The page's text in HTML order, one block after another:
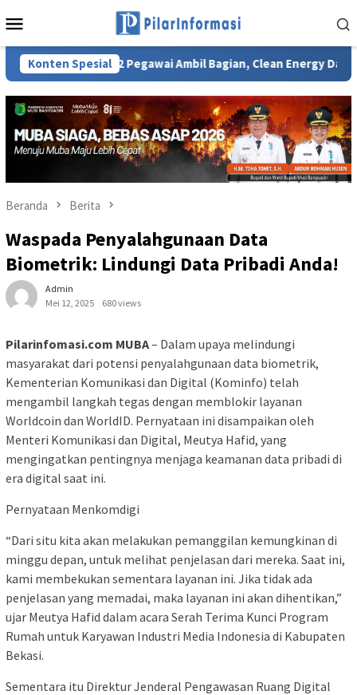
ke
Mobile
Konten Spesial
702 Pegawai Ambil Bagian, Clean Energy Day PLN UID
Beranda Berita
Waspada Penyalahgunaan Data
Biometrik: Lindungi Data Pribadi Anda!
Admin
Mei 12, 2025
680 views
Pilarinfomasi.com MUBA– Dalam upaya melindungi
masyarakat dari potensi penyalahgunaan data biometrik,
Kementerian Komunikasi dan Digital (Kominfo) telah
mengambil langkah tegas dengan memblokir layanan
Worldcoin dan WorldID. Pernyataan ini disampaikan oleh
Menteri Komunikasi dan Digital, Meutya Hafid, yang
mengingatkan pentingnya menjaga keamanan data pribadi di
era digital saat ini.
Pernyataan Menkomdigi
“Dari situ kita akan melakukan pemanggilan kemungkinan di
minggu depan, untuk melihat penjelasan dari mereka. Saat ini,
kami membekukan sementara layanan ini. Jika tidak ada
penjelasan yang memadai, maka layanan ini akan dihentikan,”
ujar Meutya Hafid dalam acara Serah Terima Kunci Program
Rumah untuk Karyawan Industri Media Indonesia di Kabupaten
Bekasi.
Sementara itu Direktur Jenderal Pengawasan Ruang Digital